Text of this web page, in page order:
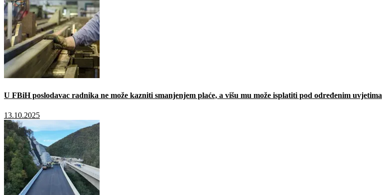
U FBiH poslodavac radnika ne može kazniti smanjenjem plaće, a višu mu može isplatiti pod određenim uvjetima
13.10.2025